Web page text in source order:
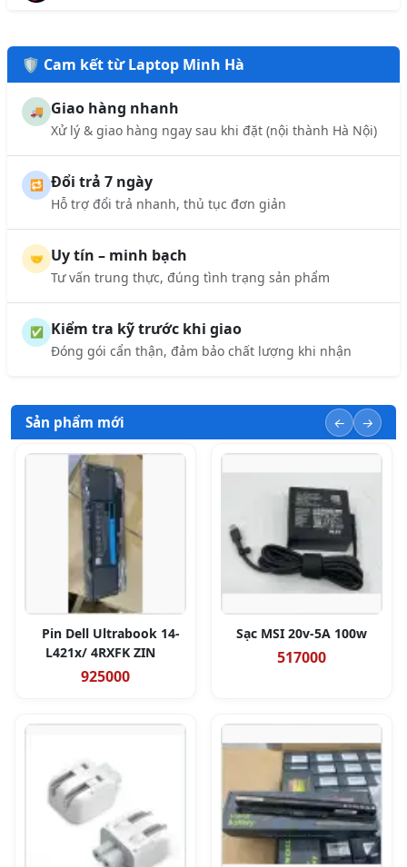
🛡️ Cam kết từ Laptop Minh Hà
🚚 Giao hàng nhanh
Xử lý & giao hàng ngay sau khi đặt (nội thành Hà Nội)
🔁 Đổi trả 7 ngày
Hỗ trợ đổi trả nhanh, thủ tục đơn giản
🤝 Uy tín – minh bạch
Tư vấn trung thực, đúng tình trạng sản phẩm
✅ Kiểm tra kỹ trước khi giao
Đóng gói cẩn thận, đảm bảo chất lượng khi nhận
Sản phẩm mới
Pin Dell Ultrabook 14-
L421x/ 4RXFK ZIN
925000
Sạc MSI 20v-5A 100w
517000